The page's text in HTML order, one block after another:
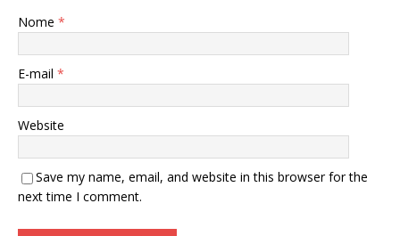
Nome *
E-mail *
Website
Save my name, email, and website in this browser for the
next time I comment.